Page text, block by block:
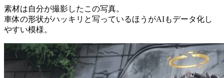
素材は自分が撮影したこの写真。
車体の形状がハッキリと写っているほうがAIもデータ化し
やすい模様。